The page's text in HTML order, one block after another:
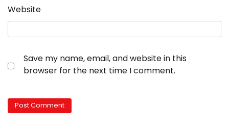
Website
Save my name, email, and website in this
browser for the next time I comment.